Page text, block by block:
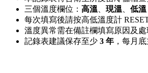
三個溫度欄位： 高溫 現溫 低溫
每次填寫後請按高低溫度計
溫度異常需在備註欄填寫原因及
記錄表建議保存至少 3 年 ，每月